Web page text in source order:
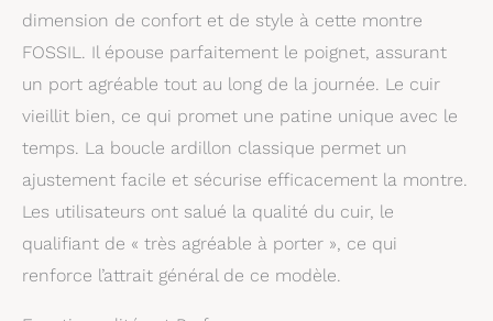
dimension de confort et de style à cette montre
FOSSIL. Il épouse parfaitement le poignet, assurant
un port agréable tout au long de la journée. Le cuir
vieillit bien, ce qui promet une patine unique avec le
temps. La boucle ardillon classique permet un
ajustement facile et sécurise efficacement la montre.
Les utilisateurs ont salué la qualité du cuir, le
qualifiant de « très agréable à porter », ce qui
renforce l’attrait général de ce modèle.